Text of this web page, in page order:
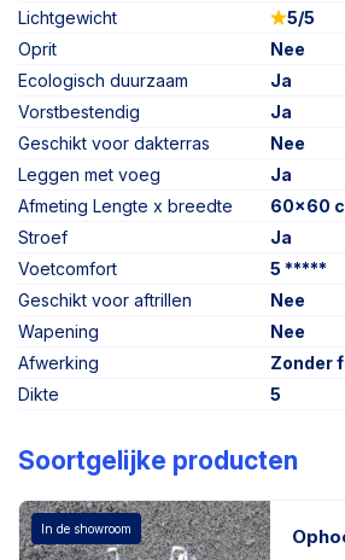
Lichtgewicht
5/5
Oprit
Nee
Ecologisch duurzaam
Ja
Vorstbestendig
Ja
Geschikt voor dakterras
Nee
Leggen met voeg
Ja
Afmeting Lengte x breedte
60x60
Stroef
Ja
Voetcomfort
5 *****
Geschikt voor aftrillen
Nee
Wapening
Nee
Afwerking
Zonder
Dikte
5
Soortgelijke producten
In de showroom